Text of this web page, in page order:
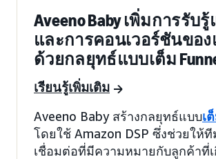
Aveeno Baby เพิ่มการรับ
และการคอนเวอร์ชันขอ
ด้วยกลยุทธ์แบบเต็ม
เรียนรู้เพิ่มเติม
Aveeno Baby สร้างกลยุทธ์แบบเ
โดยใช้ Amazon DSP ซึ่งช่วยให้ที
เชื่อมต่อที่มีความหมายกับลูกค้าที่